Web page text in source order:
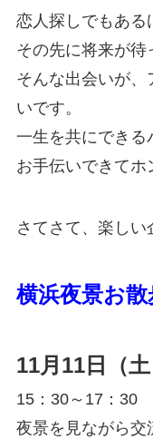
恋人探しでもある
その先に将来が待
そんな出会いが、
いです。
一生を共にできる
お手伝いできてホ
さてさて、楽しい
横浜夜景お
11月11日（土
15：30～17：30
夜景を見ながら交